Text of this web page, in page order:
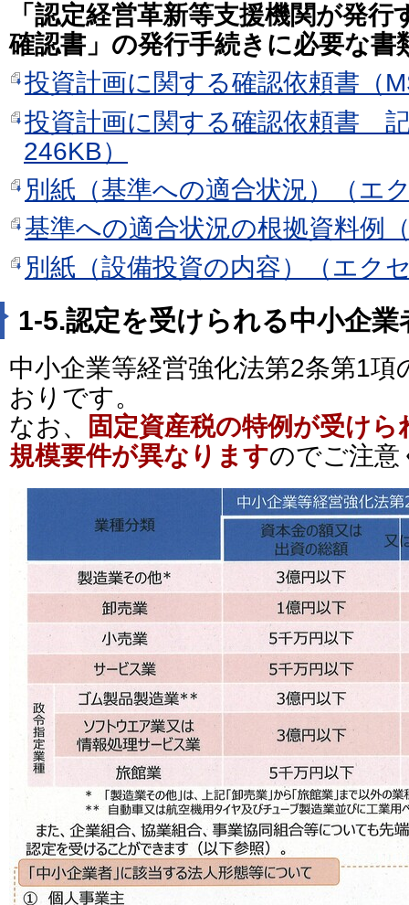
「認定経営革新等支援機関が発
確認書」の発行手続きに必要な書
投資計画に関する確認依頼書（
投資計画に関する確認依頼書
246KB）
別紙（基準への適合状況）（エ
基準への適合状況の根拠資料例
別紙（設備投資の内容）（エク
1-5.認定を受けられる中小企業
中小企業等経営強化法第2条第1
おりです。
なお、
固定資産税の特例が受け
規模要件が異なりますのでご注意